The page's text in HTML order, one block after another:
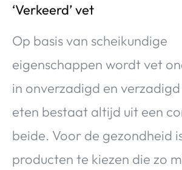
‘Verkeerd’ vet
Op basis van scheikundige
eigenschappen wordt vet
in onverzadigd en
eten bestaat altijd uit een
beide. Voor de gezondheid
producten te kiezen die zo